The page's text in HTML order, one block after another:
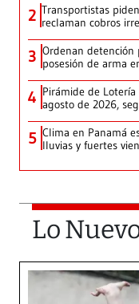
2 Transportistas
reclaman cobros
3 Ordenan detención
posesión de arma
4 Pirámide de
agosto de 2026,
5 Clima en Panamá
lluvias y fuertes
Lo